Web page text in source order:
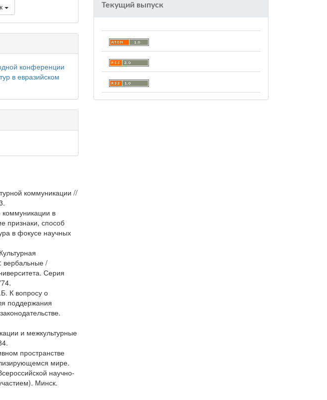
конференции
в евразийском
коммуникации //
в
признаки, способ
в фокусе научных
вербальные /
Серия
К вопросу о
поддержания
и межкультурные
пространстве
мире.
научно-
Минск.
Текущий выпуск